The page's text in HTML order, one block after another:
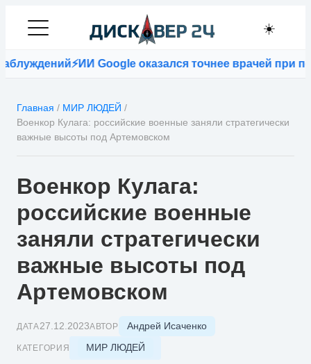
☀️
⚡ИИ Google оказался точнее врачей при
Главная / МИР ЛЮДЕЙ /
Военкор Кулага: российские военные заняли стратегически
важные высоты под Артемовском
Военкор Кулага:
российские военные
заняли стратегически
важные высоты под
Артемовском
ДАТА27.12.2023АВТОР Андрей Исаченко
КАТЕГОРИЯ МИР ЛЮДЕЙ